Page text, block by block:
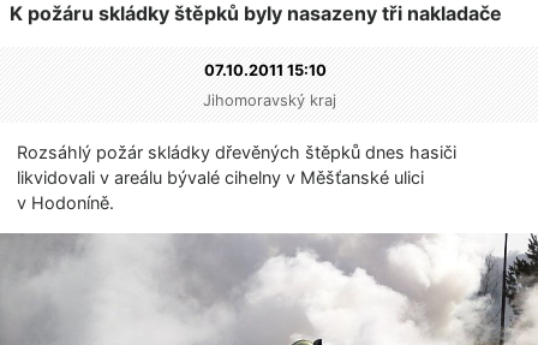
K požáru skládky štěpků byly nasazeny tři nakladače
07.10.2011 15:10
Jihomoravský kraj
Rozsáhlý požár skládky dřevěných štěpků dnes hasiči
likvidovali v areálu bývalé cihelny v Měšťanské ulici
v Hodoníně.